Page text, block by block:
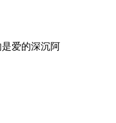
爱的深沉阿